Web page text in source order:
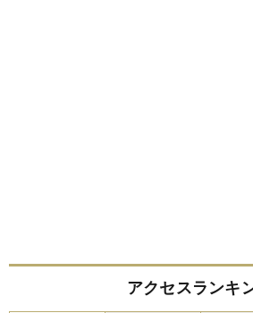
アクセスランキ